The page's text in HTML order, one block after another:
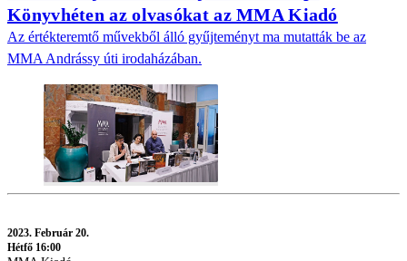
Könyvhéten az olvasókat az MMA Kiadó
Az értékteremtő művekből álló gyűjteményt ma mutatták be az
MMA Andrássy úti irodaházában.
2023. Február 20.
Hétfő 16:00